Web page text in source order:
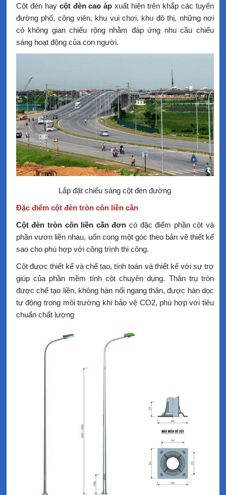
Cột đèn hay cột đèn cao áp xuất hiện trên khắp các tuyến
đường phố, công viên, khu vui chơi, khu đô thị, những nơi
có không gian chiếu rộng nhằm đáp ứng nhu cầu chiếu
sáng hoạt động của con người.
Lắp đặt chiếu sáng cột đèn đường
Đặc điểm cột đèn tròn côn liền cần
Cột đèn tròn côn liền cần đơn có đặc điểm phần cột và
phần vươn liền nhau, uốn cong một góc theo bản vẽ thiết kế
sao cho phù hợp với công trình thi công.
Cột được thiết kế và chế tạo, tính toán và thiết kế với sự trợ
giúp của phần mềm tính cột chuyên dụng. Thân trụ tròn
được chế tạo liền, không hàn nối ngang thân, được hàn dọc
tự động trong môi trường khí bảo vệ CO2, phù hợp với tiêu
chuẩn chất lượng